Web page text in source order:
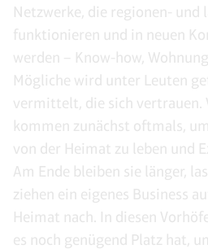
Netzwerke, die regionen- und
funktionieren und in neuen
werden – Know-how,
Mögliche wird unter Leuten
vermittelt, die sich vertrauen.
kommen zunächst oftmals,
von der Heimat zu leben und
Am Ende bleiben sie länger,
ziehen ein eigenes Business
Heimat nach. In diesen
es noch genügend Platz hat,